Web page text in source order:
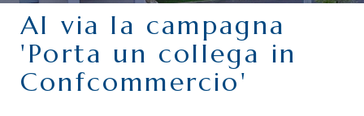
PERCHÉ ASSOCIARSI?
DOVE SIAMO
CONTATTI
Al via la campagna
'Porta un collega in
Confcommercio'